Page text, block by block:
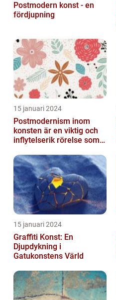
Postmodern konst - en
fördjupning
15 januari 2024
Postmodernism inom
konsten är en viktig och
inflytelserik rörelse som
normer o...
15 januari 2024
Graffiti Konst: En
Djupdykning i
Gatukonstens Värld